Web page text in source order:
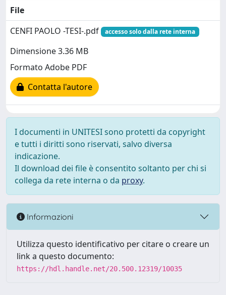
File
CENFI PAOLO -TESI-.pdf
accesso solo dalla rete interna
Dimensione 3.36 MB
Formato Adobe PDF
Contatta l'autore
I documenti in UNITESI sono protetti da copyright
e tutti i diritti sono riservati, salvo diversa
indicazione.
Il download dei file è consentito soltanto per chi si
collega da rete interna o da proxy.
Informazioni
Utilizza questo identificativo per citare o creare un
link a questo documento:
https://hdl.handle.net/20.500.12319/10035